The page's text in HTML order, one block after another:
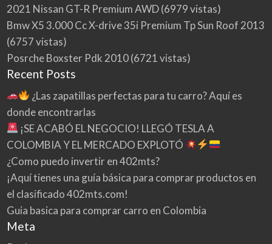
2021 Nissan GT-R Premium AWD(6979 vistas)
Bmw X5 3.000 Cc X-drive 35i Premium Tp Sun Roof 2013
(6757 vistas)
Posrche Boxster Pdk 2010(6721 vistas)
Recent Posts
¿Las zapatillas perfectas para tu carro? Aquí es
donde encontrarlas
¡SE ACABÓ EL NEGOCIO! LLEGÓ TESLA A
COLOMBIA Y EL MERCADO EXPLOTÓ
¿Como puedo invertir en 402mts?
¡Aquí tienes una guía básica para comprar productos en
el clasificado 402mts.com!
Guia basica para comprar carro en Colombia
Meta